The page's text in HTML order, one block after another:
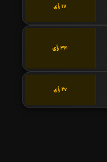
17 رأی
34 رأی
27 رأی